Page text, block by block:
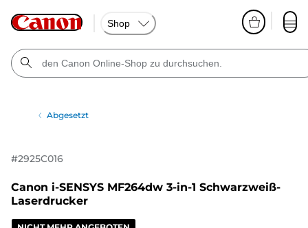
Shop
Abgesetzt
#2925C016
Canon i-SENSYS MF264dw 3-in-1 Schwarzweiß-
Laserdrucker